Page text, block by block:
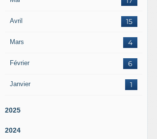
Avril 15
Mars 4
Février 6
Janvier 1
2025
2024